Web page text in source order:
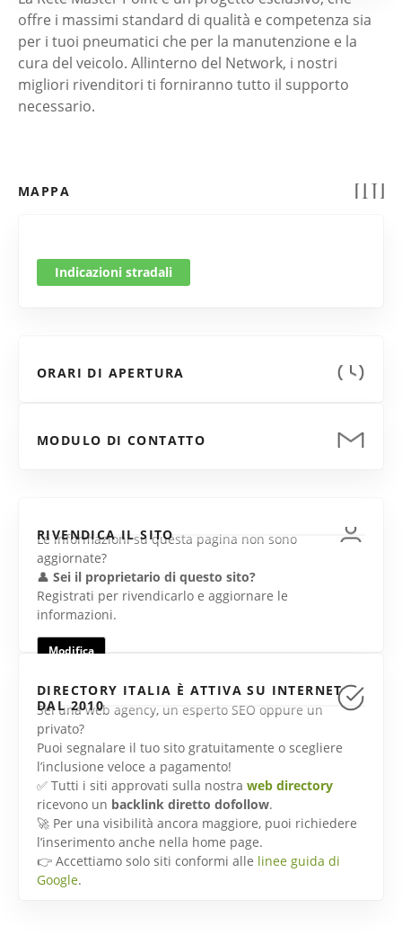
offre i massimi standard di qualità e competenza sia
per i tuoi pneumatici che per la manutenzione e la
cura del veicolo. Allinterno del Network, i nostri
migliori rivenditori ti forniranno tutto il supporto
necessario.
MAPPA
Indicazioni stradali
ORARI DI APERTURA
MODULO DI CONTATTO
RIVENDICA IL SITO
Le informazioni su questa pagina non sono
aggiornate?
👤 Sei il proprietario di questo sito?
Registrati per rivendicarlo e aggiornare le
informazioni.
Modifica
DIRECTORY ITALIA È ATTIVA SU INTERNET
DAL 2010
Sei una web agency, un esperto SEO oppure un
privato?
Puoi segnalare il tuo sito gratuitamente o scegliere
l’inclusione veloce a pagamento!
✅ Tutti i siti approvati sulla nostra web directory
ricevono un backlink diretto dofollow.
🚀 Per una visibilità ancora maggiore, puoi richiedere
l’inserimento anche nella home page.
👉 Accettiamo solo siti conformi alle linee guida di
Google.